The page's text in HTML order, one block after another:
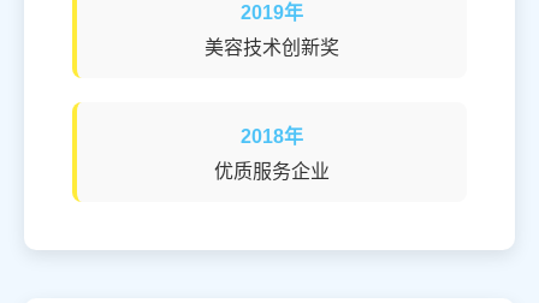
2019年
美容技术创新奖
2018年
优质服务企业